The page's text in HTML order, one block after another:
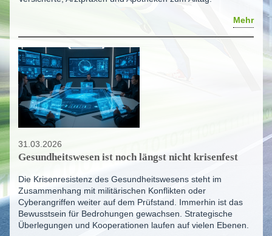
Mehr
31.03.2026
Gesundheitswesen ist noch längst nicht krisenfest
Die Krisenresistenz des Gesundheitswesens steht im
Zusammenhang mit militärischen Konflikten oder
Cyberangriffen weiter auf dem Prüfstand. Immerhin ist das
Bewusstsein für Bedrohungen gewachsen. Strategische
Überlegungen und Kooperationen laufen auf vielen Ebenen.